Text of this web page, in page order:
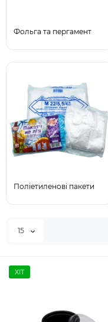
Фольга та пергамент
Поліетиленові пакети
15
ХІТ